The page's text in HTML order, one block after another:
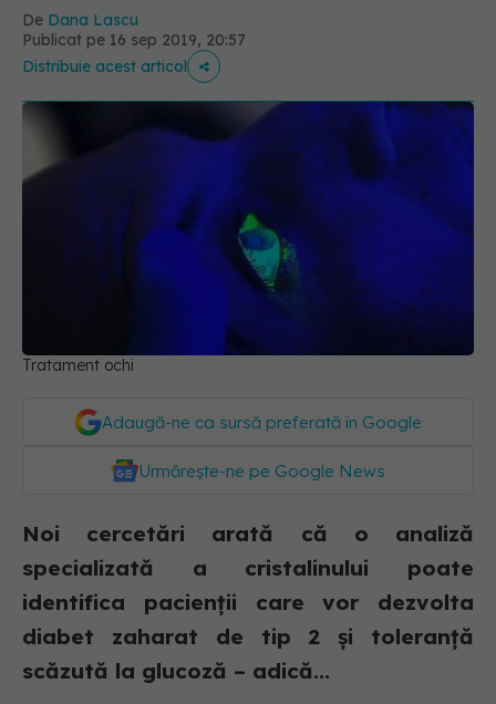
De Dana Lascu
Publicat pe 16 sep 2019, 20:57
Distribuie acest articol
Tratament ochi
Adaugă-ne ca sursă preferată în Google
Urmărește-ne pe Google News
Noi cercetări arată că o analiză
specializată a cristalinului poate
identifica pacienții care vor dezvolta
diabet zaharat de tip 2 și toleranță
scăzută la glucoză – adică...